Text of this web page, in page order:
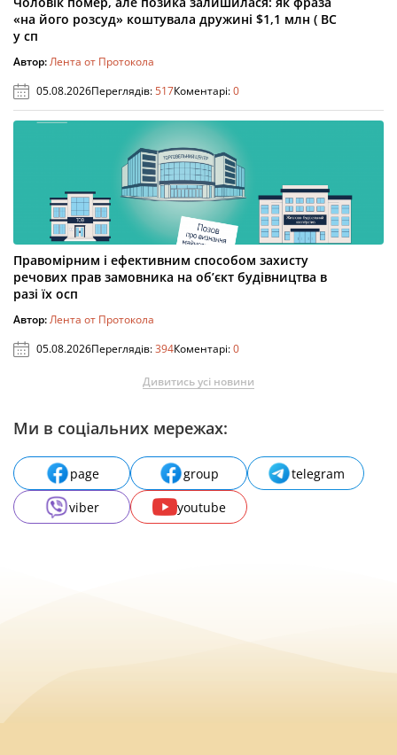
«на його розсуд» коштувала дружині $1,1 млн ( ВС
у сп
Автор:Лента от Протокола
05.08.2026Переглядів:517Коментарі:0
Правомірним і ефективним способом захисту
речових прав замовника на об’єкт будівництва в
разі їх осп
Автор:Лента от Протокола
05.08.2026Переглядів:394Коментарі:0
Дивитись усі новини
Ми в соціальних мережах:
page group
telegram
viber
youtube